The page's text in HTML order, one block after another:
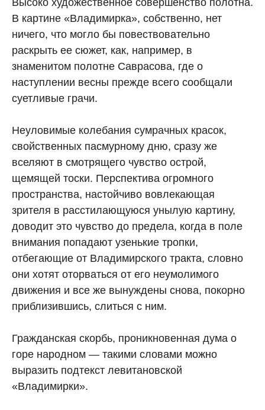
В картине «Владимирка», собственно, нет
ничего, что могло бы повествовательно
раскрыть ее сюжет, как, например, в
знаменитом полотне Саврасова, где о
наступлении весны прежде всего сообщали
суетливые грачи.
Неуловимые колебания сумрачных красок,
свойственных пасмурному дню, сразу же
вселяют в смотрящего чувство острой,
щемящей тоски. Перспектива огромного
пространства, настойчиво вовлекающая
зрителя в расстилающуюся унылую картину,
доводит это чувство до предела, когда в поле
внимания попадают узенькие тропки,
отбегающие от Владимирского тракта, словно
они хотят оторваться от его неумолимого
движения и все же вынуждены снова, покорно
приблизившись, слиться с ним.
Гражданская скорбь, проникновенная дума о
горе народном — такими словами можно
выразить подтекст левитановской
«Владимирки».